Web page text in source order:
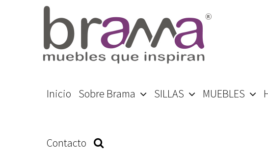
Search
for:
Inicio Sobre Brama SILLAS MUEBLES
Contacto